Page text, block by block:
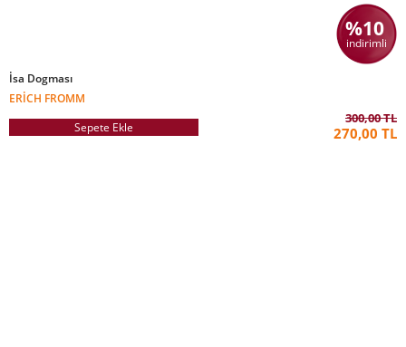
%10
indirimli
İsa Dogması
ERICH FROMM
Sepete Ekle
300,00 TL
270,00 TL